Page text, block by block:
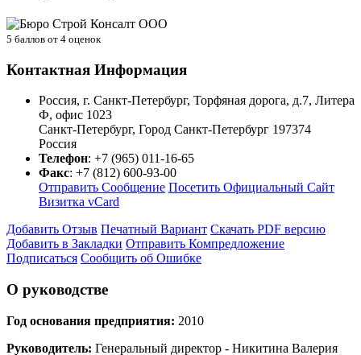
5 баллов от 4 оценок
Контактная Информация
Россия, г. Санкт-Петербург, Торфяная дорога, д.7, Литера
Ф, офис 1023
Санкт-Петербург, Город Санкт-Петербург 197374
Россия
Телефон: +7 (965) 011-16-65
Факс: +7 (812) 600-93-00
Отправить Сообщение Посетить Официальный Сайт
Визитка vCard
Добавить Отзыв Печатный Вариант Скачать PDF версию
Добавить в Закладки Отправить Компредложение
Подписаться Сообщить об Ошибке
О руководстве
Год основания предприятия: 2010
Руководитель: Генеральный директор - Никитина Валерия